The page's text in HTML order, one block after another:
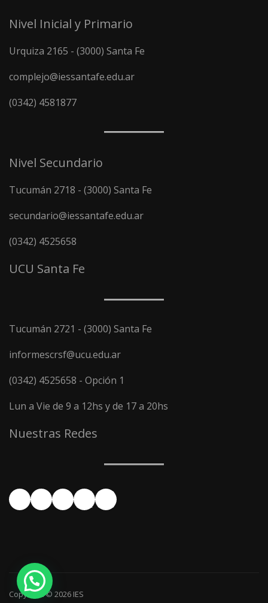
Nivel Inicial y Primario
Urquiza 2165 - (3000) Santa Fe
complejo@iessantafe.edu.ar
(0342) 4581877
Nivel Secundario
Tucumán 2718 - (3000) Santa Fe
secundario@iessantafe.edu.ar
(0342) 4525658
UCU Santa Fe
Tucumán 2721 - (3000) Santa Fe
informescrsf@ucu.edu.ar
(0342) 4525658 - Opción 1
Lun a Vie de 9 a 12hs y de 17 a 20hs
Nuestras Redes
Facebook
YouTube
Instagram
X LinkedIn
Copyright © 2026 IES